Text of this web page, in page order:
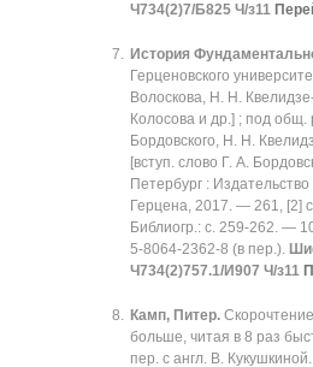
Ч734(2)7/Б825 Ч/з11
История
Герценовского
Волоскова, Н. Н.
Колосова и др.] ; под общ.
Бордовского, Н. Н.
[вступ. слово Г. А.
Петербург :
Герцена, 2017. — 261, [2]
Библиогр.: с. 259-262. —
5-8064-2362-8 (в пер.).
Ч734(2)757.1/И907 Ч/з11
Камп, Питер.
больше, читая в 8 раз
пер. с англ. В.